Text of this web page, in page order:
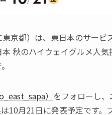
京都）は、東日本のサー
秋のハイウェイグルメ人
） をフォローし
10月21日に発表予定です。